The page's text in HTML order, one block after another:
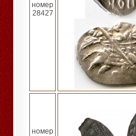
номер
28427
номер